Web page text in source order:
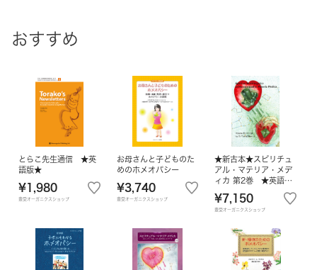
おすすめ
とらこ先生通信 ★英
語版★
¥1,980
豊受オーガニクスショップ
お母さんと子どものた
めのホメオパシー
¥3,740
豊受オーガニクスショップ
★新古本★スピリチュ
アル・マテリア・メデ
ィカ 第2巻 ★英語版
¥7,150
豊受オーガニクスショップ